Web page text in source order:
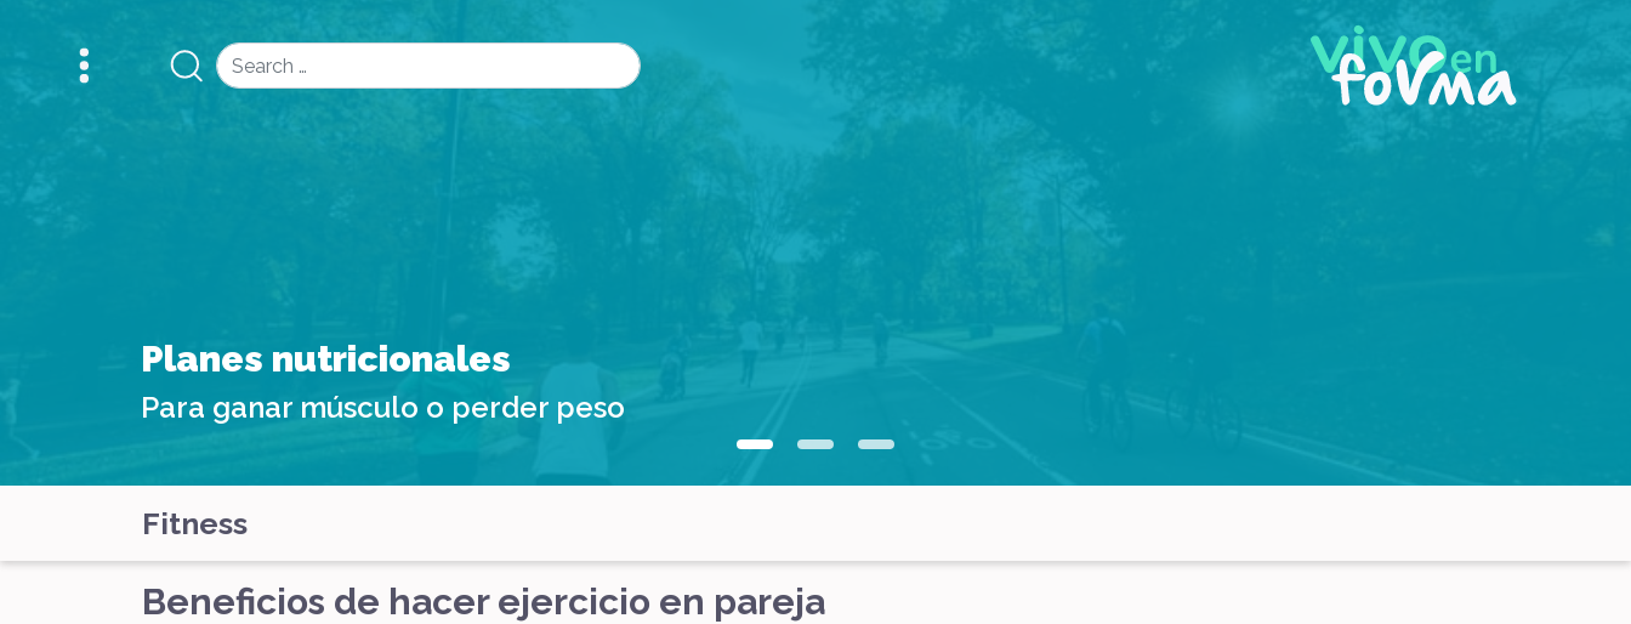
Search
Planes nutricionales
Para ganar músculo o perder peso
Fitness
Beneficios de hacer ejercicio en pareja